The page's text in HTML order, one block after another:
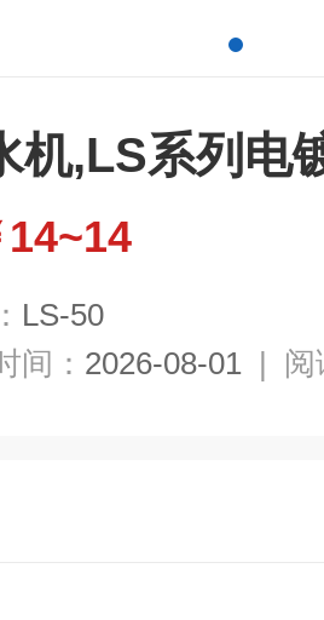
机,LS系列电
14~14
LS-50
间： 2026-08-01 | 阅